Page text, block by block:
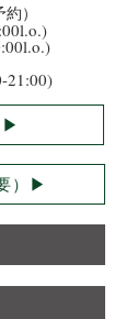
）
21:00)
▶︎
）▶︎